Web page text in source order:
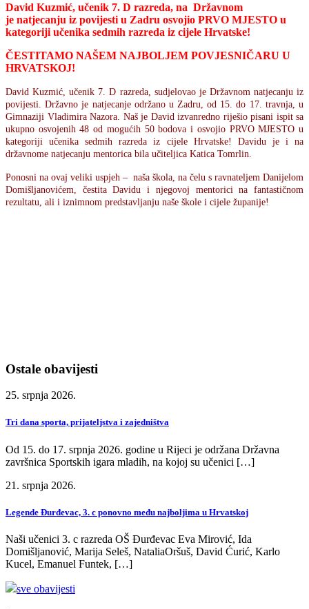
David Kuzmić, učenik 7. D razreda, na Državnom
je natjecanju iz povijesti u Zadru osvojio PRVO MJESTO u
kategoriji učenika sedmih razreda iz cijele Hrvatske!
ČESTITAMO NAŠEM NAJBOLJEM POVJESNIČARU U
HRVATSKOJ!
David Kuzmić, učenik 7. D razreda, sudjelovao je Državnom natjecanju iz
povijesti. Državno je natjecanje održano u Zadru, od 15. do 17. travnja, u
Gimnaziji Vladimira Nazora. Naš je David izvanredno riješio pisani ispit sa
ukupno osvojenih 48 od mogućih 50 bodova i osvojio PRVO MJESTO u
kategoriji učenika sedmih razreda iz cijele Hrvatske! Davidu je i na
državnome natjecanju mentorica bila učiteljica Katica Tomrlin.
Ponosni na ovaj veliki uspjeh – naša škola, na čelu s ravnateljem Danijelom
Domišljanovićem, čestita Davidu i njegovoj mentorici na fantastičnom
rezultatu, ali i iznimnom predstavljanju naše škole i cijele županije!
Ostale obavijesti
25. srpnja 2026.
Tri dana sporta, prijateljstva i zajedništva
Od 15. do 17. srpnja 2026. godine u Rijeci je održana Državna
završnica Sportskih igara mladih, na kojoj su učenici […]
21. srpnja 2026.
Legende Đurđevac, 3. c ponovno među najboljima u Hrvatskoj
Naši učenici 3. c razreda OŠ Đurđevac Eva Mirović, Ida
Domišljanović, Marija Seleš, NataliaOršuš, David Ćurić, Karlo
Kucel, Emanuel Funtek, […]
sve obavijesti